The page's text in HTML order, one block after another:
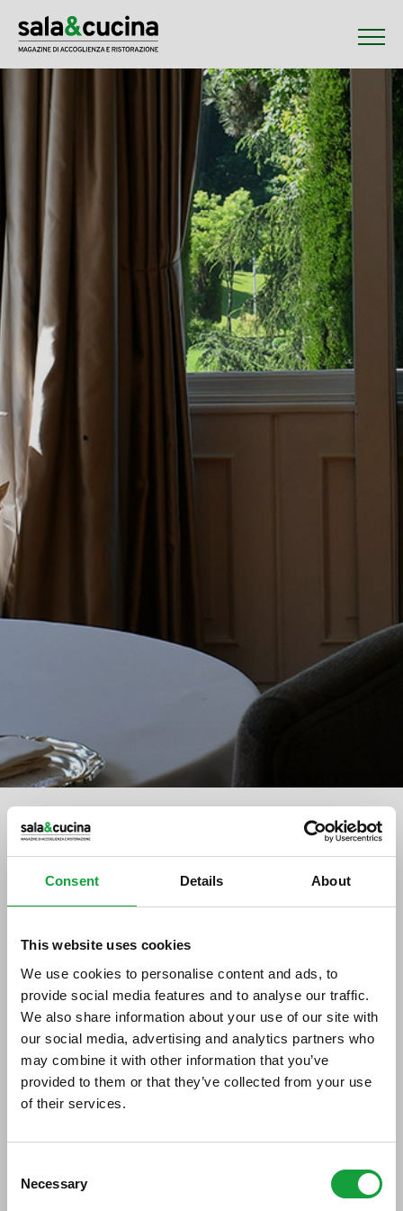
Consent Details About
This website uses cookies
We use cookies to personalise content and ads, to
provide social media features and to analyse our traffic.
We also share information about your use of our site with
our social media, advertising and analytics partners who
may combine it with other information that you’ve
provided to them or that they’ve collected from your use
of their services.
Selection
Necessary
Okusi Krasa: i sapori del Carso
Dovarese
Stampa
15/05/2018
ISCRIVITI ALLA NEWSLETTER
Resta aggiornato su tutte le ultime novita nel campo